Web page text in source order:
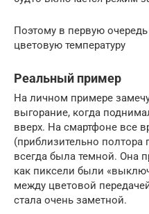
Поэтому в первую
цветовую температуру
Реальный пример
На личном примере
выгорание, когда
вверх. На смартфоне все
(приблизительно полтора
всегда была темной. Она
как пиксели были
между цветовой
стала очень заметной.